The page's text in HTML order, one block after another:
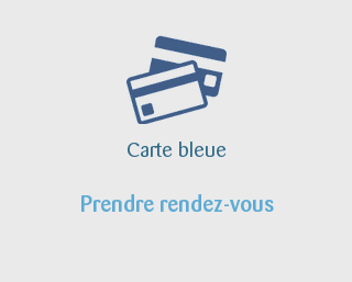
Carte bleue
Prendre rendez-vous